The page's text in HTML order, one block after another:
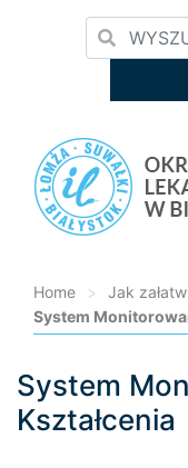
Home > Jak
System
Loading...
System
Kształcenia